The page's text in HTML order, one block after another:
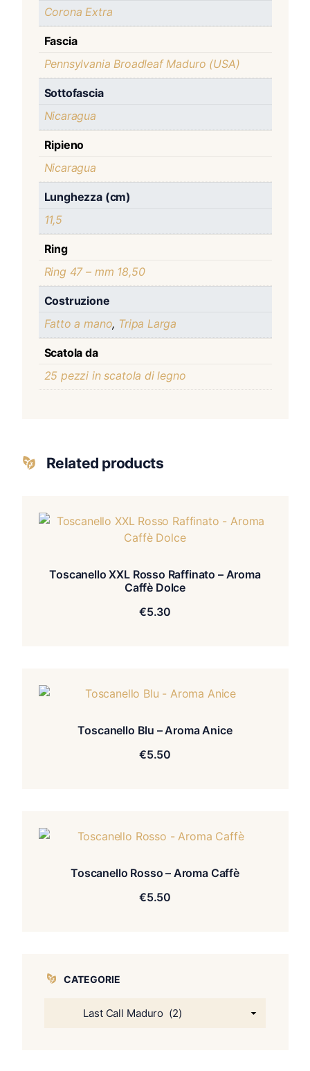
Corona Extra
Fascia
Pennsylvania Broadleaf Maduro (USA)
Sottofascia
Nicaragua
Ripieno
Nicaragua
Lunghezza (cm)
11,5
Ring
Ring 47 – mm 18,50
Costruzione
Fatto a mano, Tripa Larga
Scatola da
25 pezzi in scatola di legno
Related products
Toscanello XXL Rosso Raffinato – Aroma
Caffè Dolce
€5.30
Toscanello Blu – Aroma Anice
€5.50
Toscanello Rosso – Aroma Caffè
€5.50
CATEGORIE